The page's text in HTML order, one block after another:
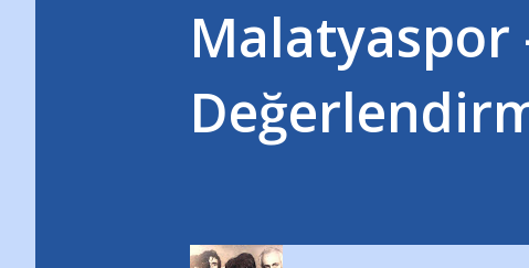
Malatyaspor